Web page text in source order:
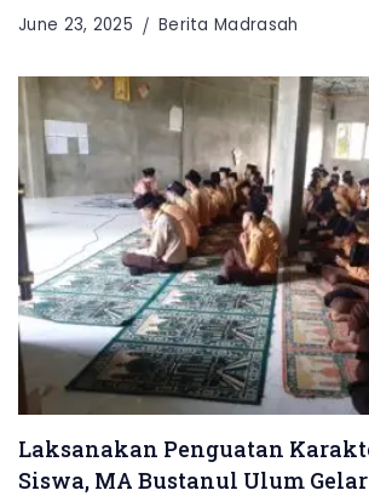
June 23, 2025 Berita Madrasah
Laksanakan Penguatan
Siswa, MA Bustanul Ulum